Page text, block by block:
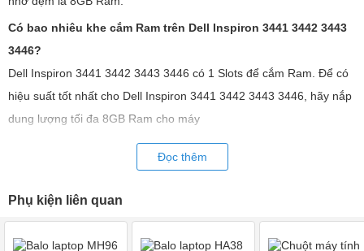
Có bao nhiêu khe cắm Ram trên Dell Inspiron 3441 3442 3443
3446?
Dell Inspiron 3441 3442 3443 3446 có 1 Slots để cắm Ram. Để có
hiệu suất tốt nhất cho Dell Inspiron 3441 3442 3443 3446, hãy nắp
dung lượng tối đa 8GB Ram cho máy
Chính sách Bảo hành Ram là gì? Nếu Ram tương thích thì
Laptop Hùng Anh đảm bảo rằng Ram bán ra sẽ tương thích trên
Tháng cho bất kỳ lỗi gì do Ram. Chính sách hoàn trả lại hàng trong
Đọc thêm
Phụ kiện liên quan